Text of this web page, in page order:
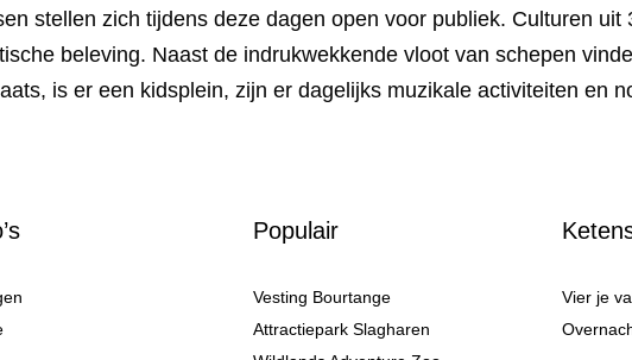
stellen zich tijdens deze dagen open voor publiek. Culturen
beleving. Naast de indrukwekkende vloot van schepen
is er een kidsplein, zijn er dagelijks muzikale activiteiten en
Populair
Vesting Bourtange
Attractiepark Slagharen
Vier je